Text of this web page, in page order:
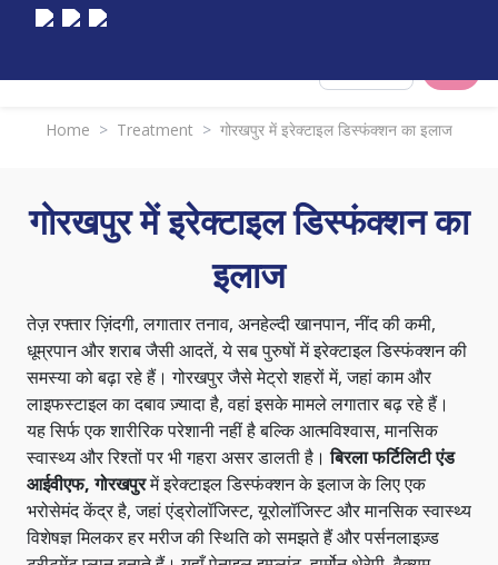
Home > Treatment > गोरखपुर में इरेक्टाइल डिस्फंक्शन का इलाज
गोरखपुर में इरेक्टाइल डिस्फंक्शन का
इलाज
तेज़ रफ्तार ज़िंदगी, लगातार तनाव, अनहेल्दी खानपान, नींद की कमी,
धूम्रपान और शराब जैसी आदतें, ये सब पुरुषों में इरेक्टाइल डिस्फंक्शन की
समस्या को बढ़ा रहे हैं। गोरखपुर जैसे मेट्रो शहरों में, जहां काम और
लाइफस्टाइल का दबाव ज़्यादा है, वहां इसके मामले लगातार बढ़ रहे हैं।
यह सिर्फ एक शारीरिक परेशानी नहीं है बल्कि आत्मविश्वास, मानसिक
स्वास्थ्य और रिश्तों पर भी गहरा असर डालती है।बिरला फर्टिलिटी एंड
आईवीएफ, गोरखपुरमें इरेक्टाइल डिस्फंक्शन के इलाज के लिए एक
भरोसेमंद केंद्र है, जहां एंड्रोलॉजिस्ट, यूरोलॉजिस्ट और मानसिक स्वास्थ्य
विशेषज्ञ मिलकर हर मरीज की स्थिति को समझते हैं और पर्सनलाइज़्ड